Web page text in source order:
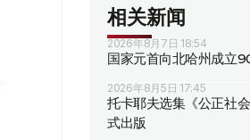
相关新闻
2026年8月7日 18:54
国家元首向北哈州成立
2026年8月5日 17:45
托卡耶夫选集《公正社
式出版